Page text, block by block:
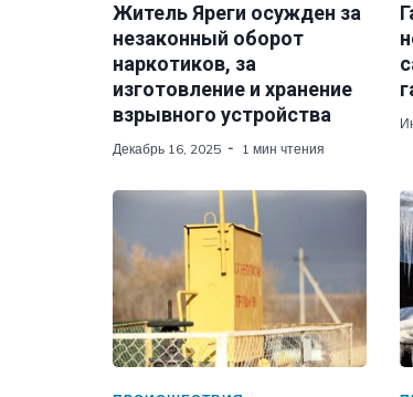
Житель Яреги осужден за
незаконный оборот
наркотиков, за
изготовление и хранение
взрывного устройства
Декабрь 16, 2025 1 мин чтения